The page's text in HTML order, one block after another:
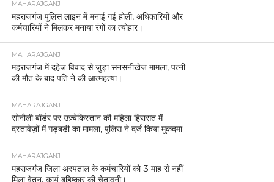
MAHARAJGANJ
महराजगंज पुलिस लाइन में मनाई गई होली, अधिकारियों और
कर्मचारियों ने मिलकर मनाया रंगों का त्योहार।
MAHARAJGANJ
महराजगंज में दहेज विवाद से जुड़ा सनसनीखेज मामला, पत्नी
की मौत के बाद पति ने की आत्महत्या।
MAHARAJGANJ
सोनौली बॉर्डर पर उज़्बेकिस्तान की महिला हिरासत में
दस्तावेज़ों में गड़बड़ी का मामला, पुलिस ने दर्ज किया मुकदमा
MAHARAJGANJ
महराजगंज जिला अस्पताल के कर्मचारियों को 3 माह से नहीं